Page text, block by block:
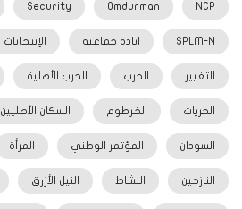
NCP
Omdurman
Security
SPLM-N ابادة جماعية الإنتخابات
التغيير الحرب الحرب الأهلية
الحريات الخرطوم السكان الأصليين
السودان المؤتمر الوطني المرأة
النازحين النشاط النيل الأزرق